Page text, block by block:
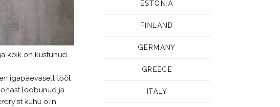
kõik on kustunud.
igapäevaselt tööl
loobunud ja
kuhu olin
ESTONIA
FINLAND
GERMANY
GREECE
ITALY